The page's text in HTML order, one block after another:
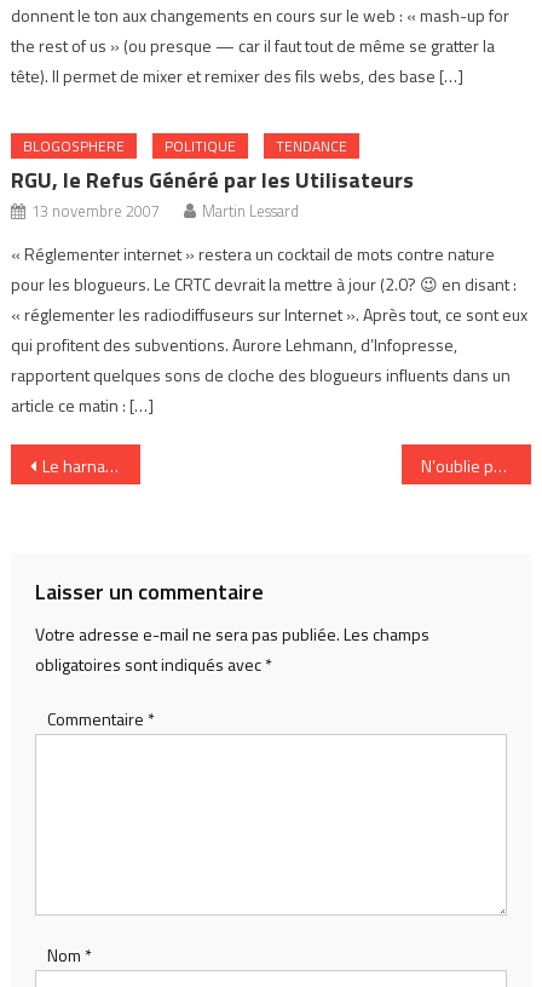
donnent le ton aux changements en cours sur le web : « mash-up for
the rest of us » (ou presque — car il faut tout de même se gratter la
tête). Il permet de mixer et remixer des fils webs, des base […]
BLOGOSPHERE POLITIQUE TENDANCE
RGU, le Refus Généré par les Utilisateurs
13 novembre 2007 Martin Lessard
« Réglementer internet » restera un cocktail de mots contre nature
pour les blogueurs. Le CRTC devrait la mettre à jour (2.0? 😉 en disant :
« réglementer les radiodiffuseurs sur Internet ». Après tout, ce sont eux
qui profitent des subventions. Aurore Lehmann, d’Infopresse,
rapportent quelques sons de cloche des blogueurs influents dans un
article ce matin : […]
Navigation
Le harnachement de l’effet reseau cree de la valeur N’oublie pas de prendre du lait
Laisser un commentaire
Votre adresse e-mail ne sera pas publiée.Les champs
obligatoires sont indiqués avec*
Commentaire *
Nom *